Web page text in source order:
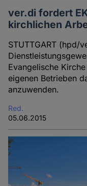
ver.di fordert
kirchlichen
STUTTGART (hpd/
Evangelische
eigenen Betrieben
anzuwenden.
Red.
05.06.2015